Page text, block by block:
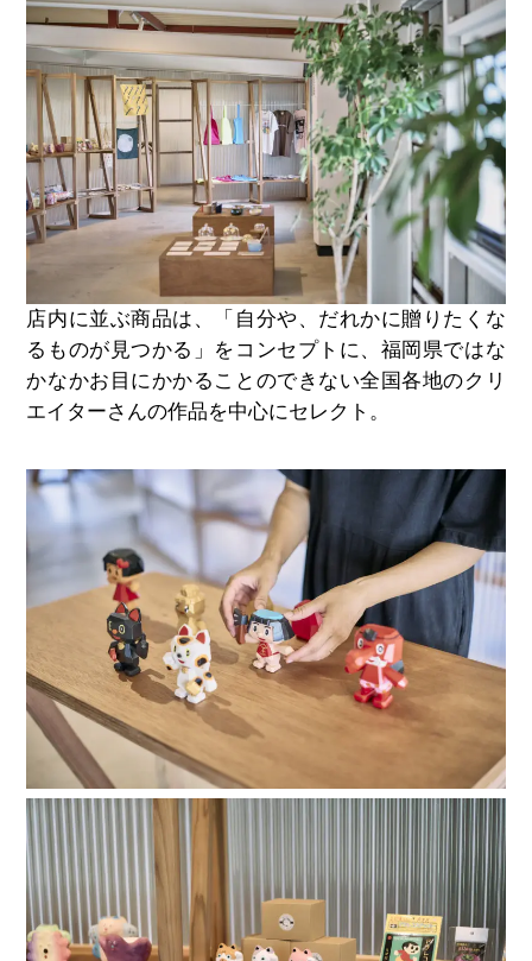
店内に並ぶ商品は、「自分や、だれかに贈りたくな
るものが見つかる」をコンセプトに、福岡県ではな
かなかお目にかかることのできない全国各地のクリ
エイターさんの作品を中心にセレクト。